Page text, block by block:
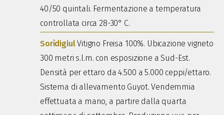
40/50 quintali. Fermentazione a temperatura
controllata circa 28-30° C.
SorìdigiulVitigno Freisa 100%. Ubicazione vigneto
300 metri s.l.m. con esposizione a Sud-Est.
Densità per ettaro da 4.500 a 5.000 ceppi/ettaro.
Sistema di allevamento Guyot. Vendemmia
effettuata a mano, a partire dalla quarta